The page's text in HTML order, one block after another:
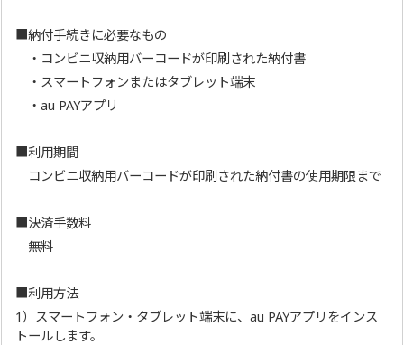
■納付手続きに必要なもの
・コンビニ収納用バーコードが印刷された納付書
・スマートフォンまたはタブレット端末
・au PAYアプリ
■利用期間
コンビニ収納用バーコードが印刷された納付書の使用期限まで
■決済手数料
無料
■利用方法
1）スマートフォン・タブレット端末に、au PAYアプリをインス
トールします。